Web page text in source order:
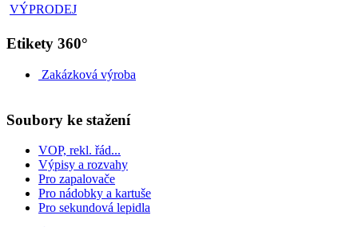
VÝPRODEJ
Etikety 360°
Zakázková výroba
Soubory ke stažení
VOP, rekl. řád...
Výpisy a rozvahy
Pro zapalovače
Pro nádobky a kartuše
Pro sekundová lepidla